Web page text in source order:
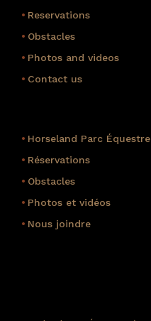
• Reservations
• Obstacles
• Photos and videos
• Contact us
• Horseland Parc Équestre
• Réservations
• Obstacles
• Photos et vidéos
• Nous joindre